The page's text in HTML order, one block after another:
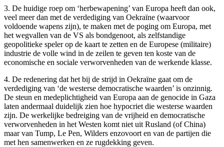
3. De huidige roep om ‘herbewapening’ van Europa heeft dan ook,
veel meer dan met de verdediging van Oekraïne (waarvoor
voldoende wapens zijn), te maken met de poging om Europa, met
het wegvallen van de VS als bondgenoot, als zelfstandige
geopolitieke speler op de kaart te zetten en de Europese (militaire)
industrie de volle wind in de zeilen te geven ten koste van de
economische en sociale verworvenheden van de werkende klasse.
4. De redenering dat het bij de strijd in Oekraïne gaat om de
verdediging van ‘de westerse democratische waarden’ is onzinnig.
De steun en medeplichtigheid van Europa aan de genocide in Gaza
laten andermaal duidelijk zien hoe hypocriet die westerse waarden
zijn. De werkelijke bedreiging van de vrijheid en democratische
verworvenheden in het Westen komt niet uit Rusland (of China)
maar van Tump, Le Pen, Wilders enzovoort en van de partijen die
met hen samenwerken en ze rugdekking geven.